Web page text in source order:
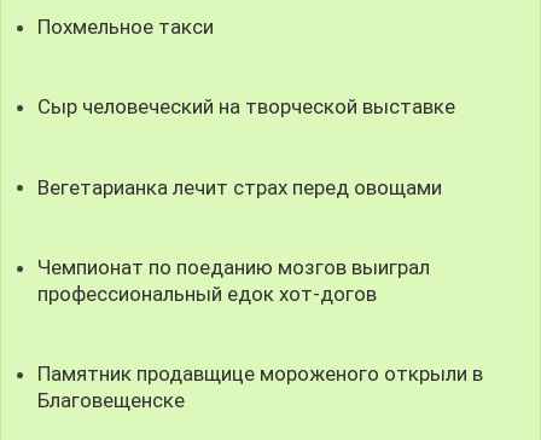
Похмельное такси
Сыр человеческий на творческой выставке
Вегетарианка лечит страх перед овощами
Чемпионат по поеданию мозгов выиграл
профессиональный едок хот-догов
Памятник продавщице мороженого открыли в
Благовещенске